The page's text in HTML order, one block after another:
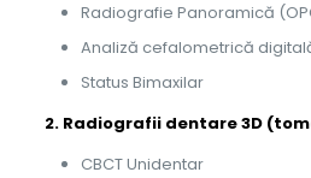
Radiografie Panoramică
Analiză cefalometrică
Status Bimaxilar
2. Radiografii dentare 3D
CBCT Unidentar